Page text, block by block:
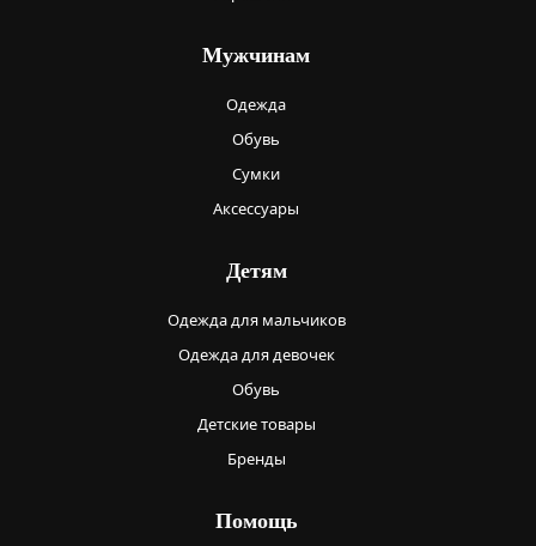
Мужчинам
Одежда
Обувь
Сумки
Аксессуары
Детям
Одежда для мальчиков
Одежда для девочек
Обувь
Детские товары
Бренды
Помощь